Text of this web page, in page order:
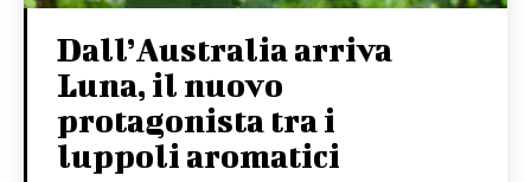
Dall’Australia arriva
Luna, il nuovo
protagonista tra i
luppoli aromatici